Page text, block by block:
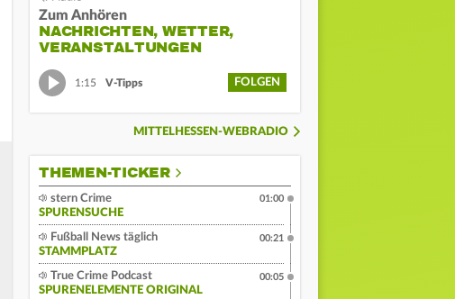
Zum Anhören
NACHRICHTEN, WETTER,
VERANSTALTUNGEN
1:15 V-Tipps FOLGEN
MITTELHESSEN-WEBRADIO
THEMEN-TICKER
stern Crime
SPURENSUCHE
01:00
Fußball News täglich
STAMMPLATZ
00:21
True Crime Podcast
SPURENELEMENTE ORIGINAL
00:05